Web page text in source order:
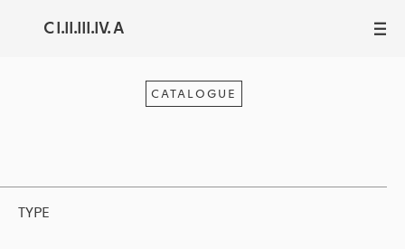
C I.II.III.IV. A III
CATALOGUE
TYPE